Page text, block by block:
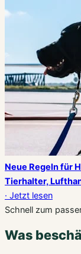
Neue Regeln für
Tierhalter,
· Jetzt lesen
Schnell zum
Was